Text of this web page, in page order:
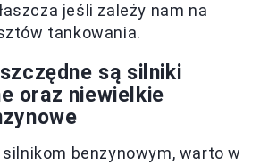
jeśli zależy nam na
tankowania.
są silniki
oraz niewielkie
benzynowym, warto w